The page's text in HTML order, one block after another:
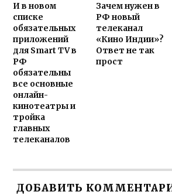
И в новом
списке
обязательных
приложений
для Smart TV в
РФ
обязательны
все основные
онлайн-
кинотеатры и
тройка
главных
телеканалов
Зачем нужен в
РФ новый
телеканал
«Кино Индии»?
Ответ не так
прост
ДОБАВИТЬ